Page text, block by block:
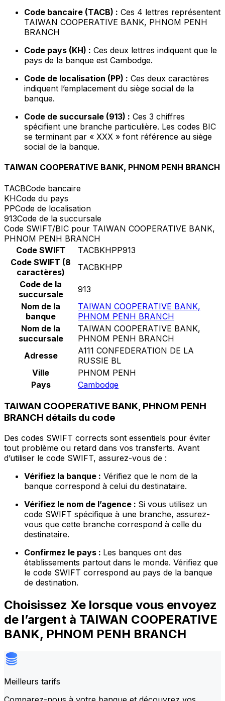
Code bancaire (TACB) : Ces 4 lettres représentent
TAIWAN COOPERATIVE BANK, PHNOM PENH
BRANCH
Code pays (KH) : Ces deux lettres indiquent que le
pays de la banque est Cambodge.
Code de localisation (PP) : Ces deux caractères
indiquent l’emplacement du siège social de la
banque.
Code de succursale (913) : Ces 3 chiffres
spécifient une branche particulière. Les codes BIC
se terminant par « XXX » font référence au siège
social de la banque.
TAIWAN COOPERATIVE BANK, PHNOM PENH BRANCH
TACBCode bancaire
KHCode du pays
PPCode de localisation
913Code de la succursale
Code SWIFT/BIC pour TAIWAN COOPERATIVE BANK,
PHNOM PENH BRANCH
Code SWIFT
TACBKHPP913
Code SWIFT (8
caractères)
TACBKHPP
Code de la
succursale
913
Nom de la
banque
TAIWAN COOPERATIVE BANK,
PHNOM PENH BRANCH
Nom de la
succursale
TAIWAN COOPERATIVE BANK,
PHNOM PENH BRANCH
Adresse
A111 CONFEDERATION DE LA
RUSSIE BL
Ville
PHNOM PENH
Pays
Cambodge
TAIWAN COOPERATIVE BANK, PHNOM PENH
BRANCH détails du code
Des codes SWIFT corrects sont essentiels pour éviter
tout problème ou retard dans vos transferts. Avant
d’utiliser le code SWIFT, assurez-vous de :
Vérifiez la banque : Vérifiez que le nom de la
banque correspond à celui du destinataire.
Vérifiez le nom de l’agence : Si vous utilisez un
code SWIFT spécifique à une branche, assurez-
vous que cette branche correspond à celle du
destinataire.
Confirmez le pays : Les banques ont des
établissements partout dans le monde. Vérifiez que
le code SWIFT correspond au pays de la banque
de destination.
Choisissez Xe lorsque vous envoyez
de l’argent à TAIWAN COOPERATIVE
BANK, PHNOM PENH BRANCH
Meilleurs tarifs